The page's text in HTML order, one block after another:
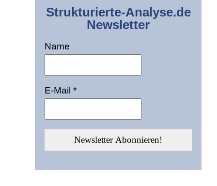
Strukturierte-Analyse.de
Newsletter
Name
E-Mail *